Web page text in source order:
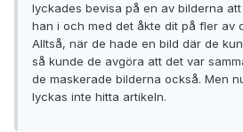
lyckades bevisa på en av bilderna
han i och med det åkte dit på fler av
Alltså, när de hade en bild där de
så kunde de avgöra att det var
de maskerade bilderna också. Men
lyckas inte hitta artikeln.